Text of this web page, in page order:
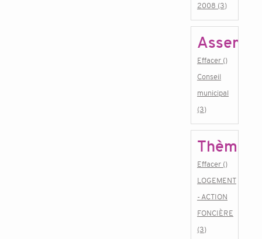
2008 (3)
Effacer ()
Conseil
municipal
(3)
Thème
Effacer ()
LOGEMENT
- ACTION
FONCIÈRE
(3)